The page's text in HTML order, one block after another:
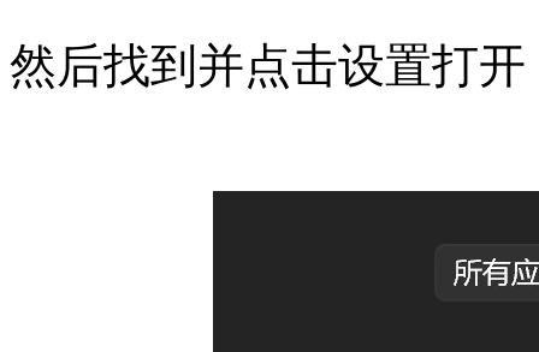
然后找到并点击设置打开